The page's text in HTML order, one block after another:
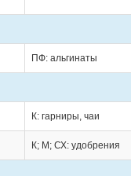
ПФ: альгинаты
К: гарниры, чаи
К; М; СХ: удобрения